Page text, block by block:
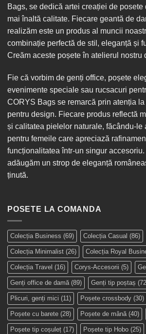
Bags, se dedică artei creației de posete
mai înaltă calitate. Fiecare geantă de
realizăm este un produs al muncii
combinație perfectă de stil, eleganță și
Creăm aceste poșete în atelierul nostru
Fie că vorbim de genți office, poșete
evenimente speciale sau rucsacuri
CORYS Bags se remarcă prin atenția
pentru design. Fiecare produs reflectă
și calitatea pielelor naturale, făcându-le
pentru femeile care apreciază
funcționalitatea într-un singur accesoriu
adăugăm un strop de eleganță
ținută.
POSETE LA COMANDA
Colecția Business (69) Colecția Casual (86)
Colecția Minimalist (26) Colecția Royal
Colecția Travel (16) Corys-Accesorii (5)
Genți office de damă(89) Genți tip poștaș
Plicuri, genți mici (11) Poșete crossbody (30)
Poșete cu barete (28) Poșete de mână(40)
Poșete tip coșuleț (17) Poșete tip Hobo (25)